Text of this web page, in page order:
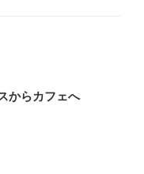
からカフェへ